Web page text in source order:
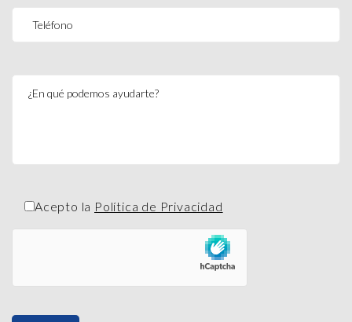
Acepto la Política de Privacidad